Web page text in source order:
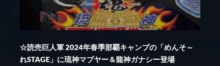
☆読売巨人軍 2024年春季那覇キャンプの「めんそ～
れSTAGE」に琉神マブヤー＆龍神ガナシー登場